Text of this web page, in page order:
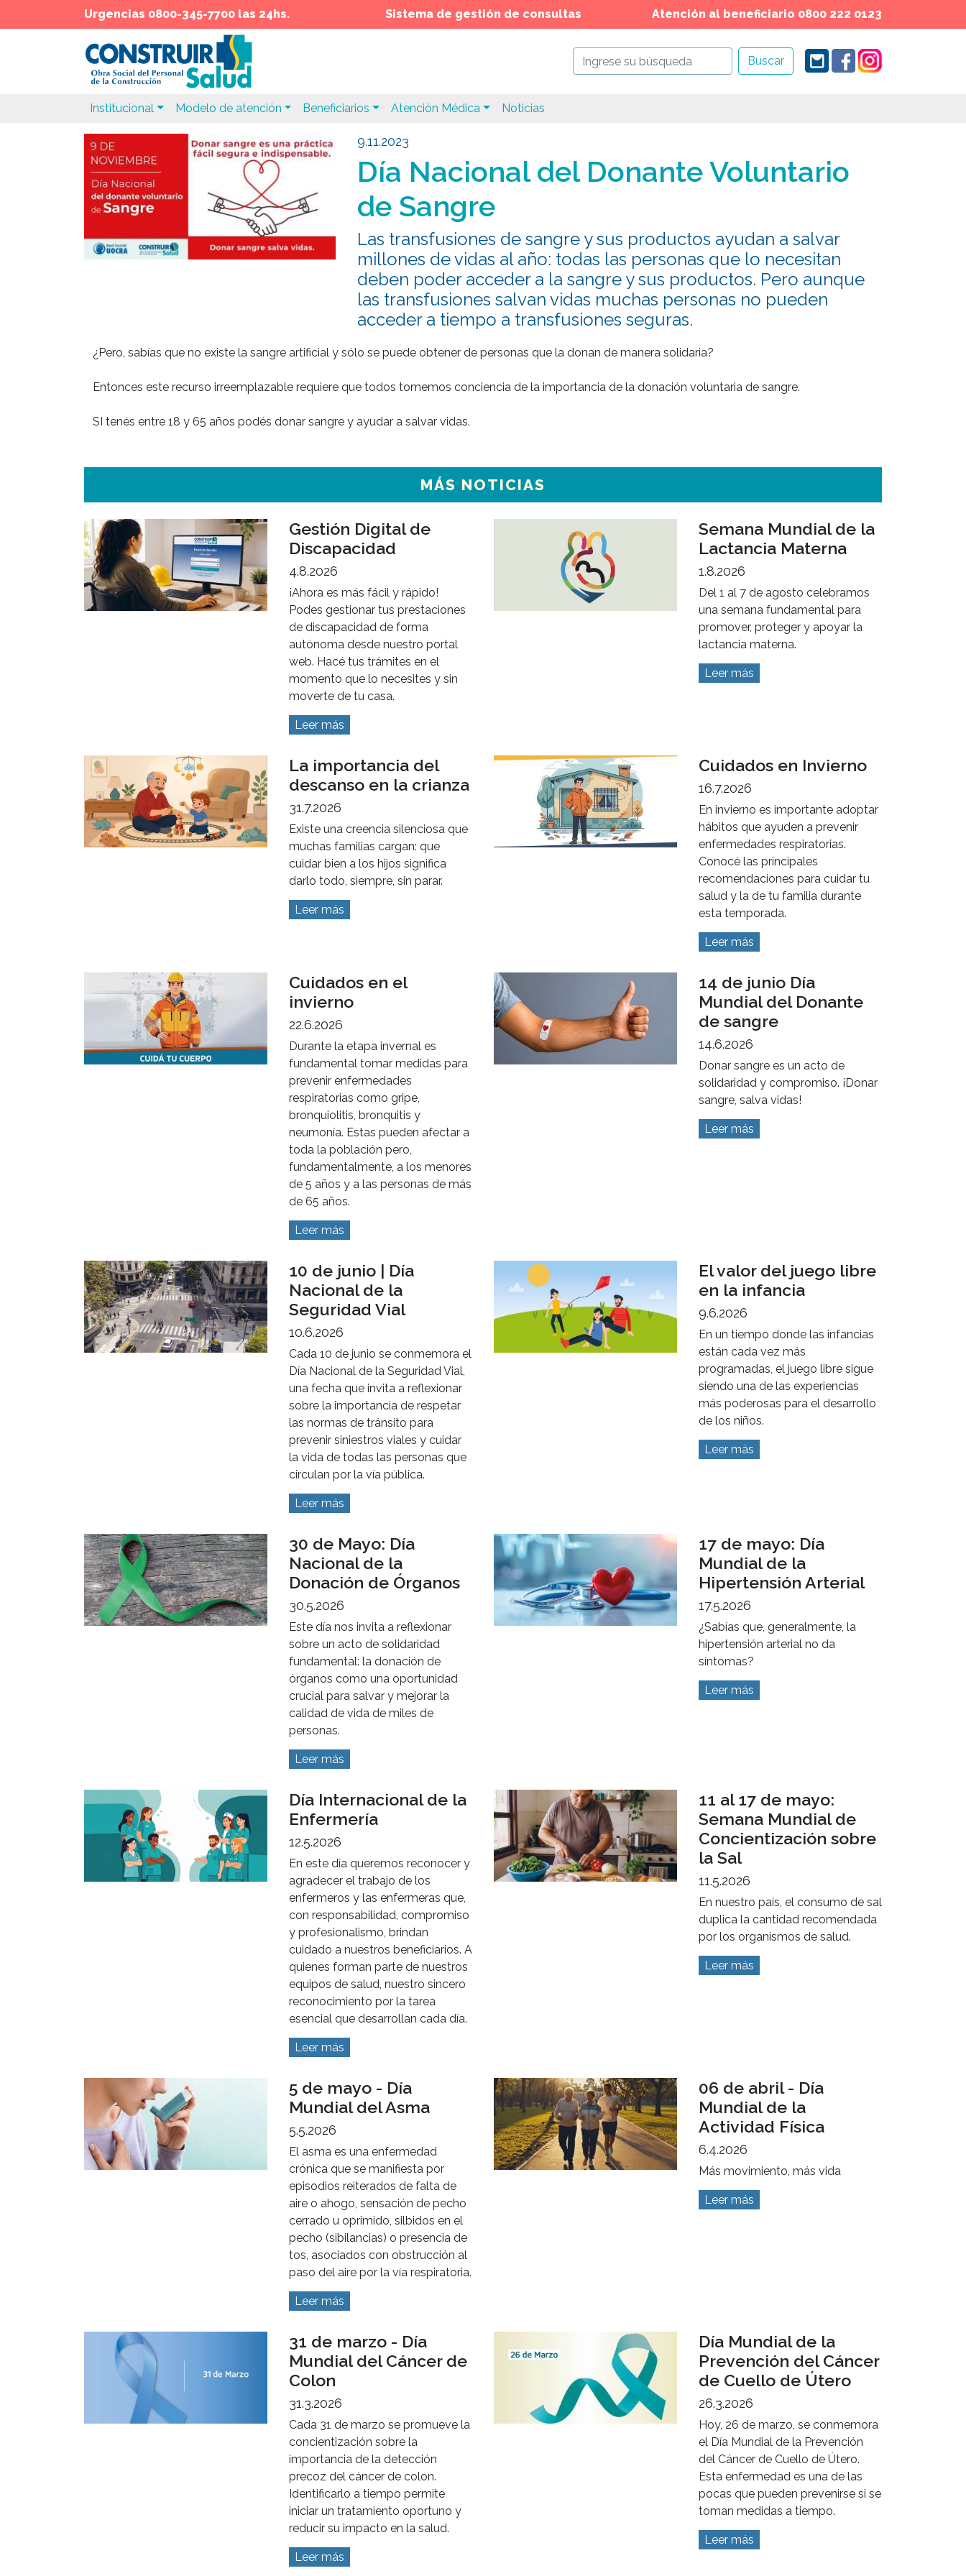
Urgencias 0800-345-7700 las 24hs. Sistema de gestión de consultas Atención al beneficiario 0800 222 0123
Buscar
Institucional Modelo de atención Beneficiarios Atención Médica Noticias
9.11.2023
Día Nacional del Donante Voluntario
de Sangre
Las transfusiones de sangre y sus productos ayudan a salvar
millones de vidas al año: todas las personas que lo necesitan
deben poder acceder a la sangre y sus productos. Pero aunque
las transfusiones salvan vidas muchas personas no pueden
acceder a tiempo a transfusiones seguras.
¿Pero, sabías que no existe la sangre artificial y sólo se puede obtener de personas que la donan de manera solidaria?
Entonces este recurso irreemplazable requiere que todos tomemos conciencia de la importancia de la donación voluntaria de sangre.
MÁS NOTICIAS
Gestión Digital de
Discapacidad
4.8.2026
¡Ahora es más fácil y rápido!
Podes gestionar tus prestaciones
de discapacidad de forma
autónoma desde nuestro portal
web. Hacé tus trámites en el
momento que lo necesites y sin
moverte de tu casa.
Leer más
Semana Mundial de la
Lactancia Materna
1.8.2026
Del 1 al 7 de agosto celebramos
una semana fundamental para
promover, proteger y apoyar la
lactancia materna.
Leer más
La importancia del
descanso en la crianza
31.7.2026
Existe una creencia silenciosa que
muchas familias cargan: que
cuidar bien a los hijos significa
darlo todo, siempre, sin parar.
Leer más
Cuidados en Invierno
16.7.2026
En invierno es importante adoptar
hábitos que ayuden a prevenir
enfermedades respiratorias.
Conocé las principales
recomendaciones para cuidar tu
salud y la de tu familia durante
esta temporada.
Leer más
Cuidados en el
invierno
22.6.2026
Durante la etapa invernal es
fundamental tomar medidas para
prevenir enfermedades
respiratorias como gripe,
bronquiolitis, bronquitis y
neumonía. Estas pueden afectar a
toda la población pero,
fundamentalmente, a los menores
de 5 años y a las personas de más
de 65 años.
Leer más
14 de junio Día
Mundial del Donante
de sangre
14.6.2026
Donar sangre es un acto de
solidaridad y compromiso. ¡Donar
sangre, salva vidas!
Leer más
10 de junio | Día
Nacional de la
Seguridad Vial
10.6.2026
Cada 10 de junio se conmemora el
Día Nacional de la Seguridad Vial,
una fecha que invita a reflexionar
sobre la importancia de respetar
las normas de tránsito para
prevenir siniestros viales y cuidar
la vida de todas las personas que
circulan por la vía pública.
Leer más
El valor del juego libre
en la infancia
9.6.2026
En un tiempo donde las infancias
están cada vez más
programadas, el juego libre sigue
siendo una de las experiencias
más poderosas para el desarrollo
de los niños.
Leer más
30 de Mayo: Día
Nacional de la
Donación de Órganos
30.5.2026
Este día nos invita a reflexionar
sobre un acto de solidaridad
fundamental: la donación de
órganos como una oportunidad
crucial para salvar y mejorar la
calidad de vida de miles de
personas.
Leer más
17 de mayo: Día
Mundial de la
Hipertensión Arterial
17.5.2026
¿Sabías que, generalmente, la
hipertensión arterial no da
síntomas?
Leer más
Día Internacional de la
Enfermería
12.5.2026
En este día queremos reconocer y
agradecer el trabajo de los
enfermeros y las enfermeras que,
con responsabilidad, compromiso
y profesionalismo, brindan
cuidado a nuestros beneficiarios. A
quienes forman parte de nuestros
equipos de salud, nuestro sincero
reconocimiento por la tarea
esencial que desarrollan cada día.
Leer más
11 al 17 de mayo:
Semana Mundial de
Concientización sobre
la Sal
11.5.2026
En nuestro país, el consumo de sal
duplica la cantidad recomendada
por los organismos de salud.
Leer más
5 de mayo - Día
Mundial del Asma
5.5.2026
El asma es una enfermedad
crónica que se manifiesta por
episodios reiterados de falta de
aire o ahogo, sensación de pecho
cerrado u oprimido, silbidos en el
pecho (sibilancias) o presencia de
tos, asociados con obstrucción al
paso del aire por la vía respiratoria.
Leer más
06 de abril - Día
Mundial de la
Actividad Física
6.4.2026
Más movimiento, más vida
Leer más
31 de marzo - Día
Mundial del Cáncer de
Colon
31.3.2026
Cada 31 de marzo se promueve la
concientización sobre la
importancia de la detección
precoz del cáncer de colon.
Identificarlo a tiempo permite
iniciar un tratamiento oportuno y
reducir su impacto en la salud.
Leer más
Día Mundial de la
Prevención del Cáncer
de Cuello de Útero
26.3.2026
Hoy, 26 de marzo, se conmemora
el Día Mundial de la Prevención
del Cáncer de Cuello de Útero.
Esta enfermedad es una de las
pocas que pueden prevenirse si se
toman medidas a tiempo.
Leer más